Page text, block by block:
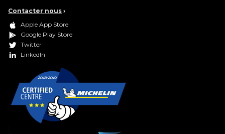
Contacter nous ›
Apple App Store
Google Play Store
Twitter
LinkedIn